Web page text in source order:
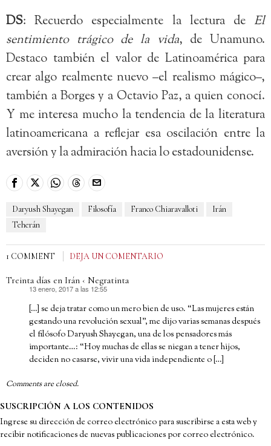
DS: Recuerdo especialmente la lectura de El
sentimiento trágico de la vida, de Unamuno.
Destaco también el valor de Latinoamérica para
crear algo realmente nuevo –el realismo mágico–,
también a Borges y a Octavio Paz, a quien conocí.
Y me interesa mucho la tendencia de la literatura
latinoamericana a reflejar esa oscilación entre la
aversión y la admiración hacia lo estadounidense.
Daryush Shayegan Filosofía Franco Chiaravalloti
Irán
Teherán
1 COMMENT DEJA UN COMENTARIO
Treinta días en Irán ‹ Negratinta
13 enero, 2017 a las 12:55
[…] se deja tratar como un mero bien de uso. “Las mujeres están
gestando una revolución sexual”, me dijo varias semanas después
el filósofo Daryush Shayegan, una de los pensadores más
importante…: “Hoy muchas de ellas se niegan a tener hijos,
deciden no casarse, vivir una vida independiente o […]
Comments are closed.
SUSCRIPCIÓN A LOS CONTENIDOS
Ingrese su dirección de correo electrónico para suscribirse a esta web y
recibir notificaciones de nuevas publicaciones por correo electrónico.